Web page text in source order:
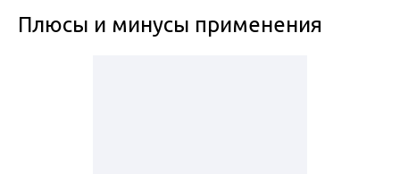
Плюсы и минусы применения